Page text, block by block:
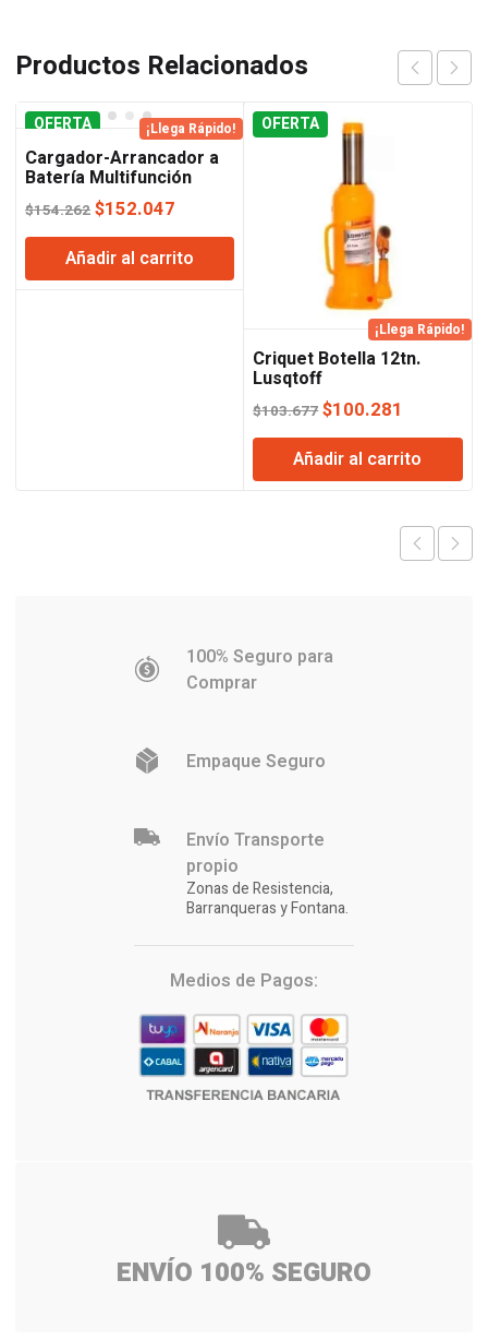
Productos Relacionados
OFERTA ¡Llega Rápido!
Cargador-Arrancador a
Batería Multifunción
Lusqtoff
$154.262 El
precio
original
era:
$152.047
precio
actual
es:
Añadir al carrito
OFERTA
¡Llega Rápido!
Criquet Botella 12tn.
Lusqtoff
$103.677El
precio
original
era:
$100.281
precio
actual
es:
Añadir al carrito
100% Seguro para
Comprar
Empaque Seguro
Envío Transporte
propio
Zonas de Resistencia,
Barranqueras y Fontana.
Medios de Pagos:
ENVÍO 100% SEGURO